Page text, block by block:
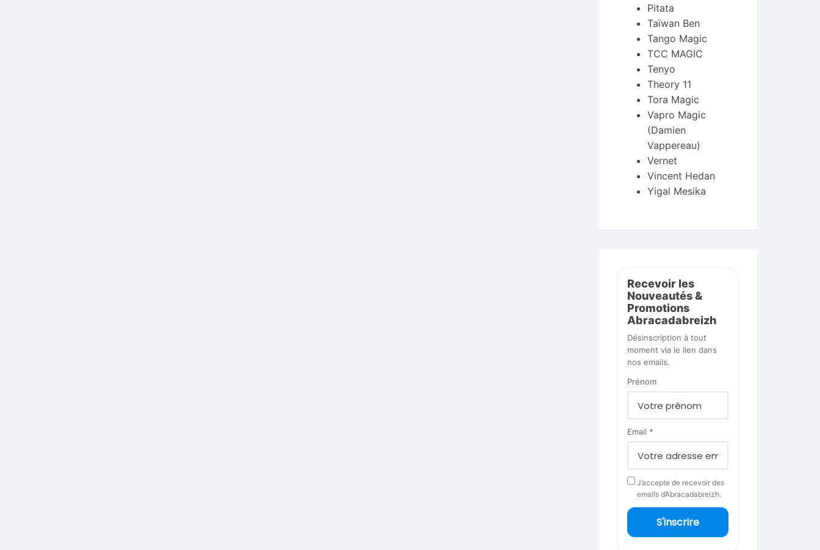
Pitata
Taïwan Ben
Tango Magic
TCC MAGIC
Tenyo
Theory 11
Tora Magic
Vapro Magic
(Damien
Vappereau)
Vernet
Vincent Hedan
Yigal Mesika
Recevoir les
Nouveautés &
Promotions
Abracadabreizh
Désinscription à tout
moment via le lien dans
nos emails.
Prénom
Email *
J’accepte de recevoir des
emails d’Abracadabreizh.
S'inscrire